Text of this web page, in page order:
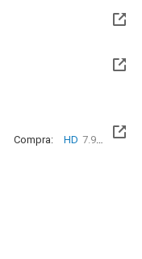
Compra: HD 7.99 €